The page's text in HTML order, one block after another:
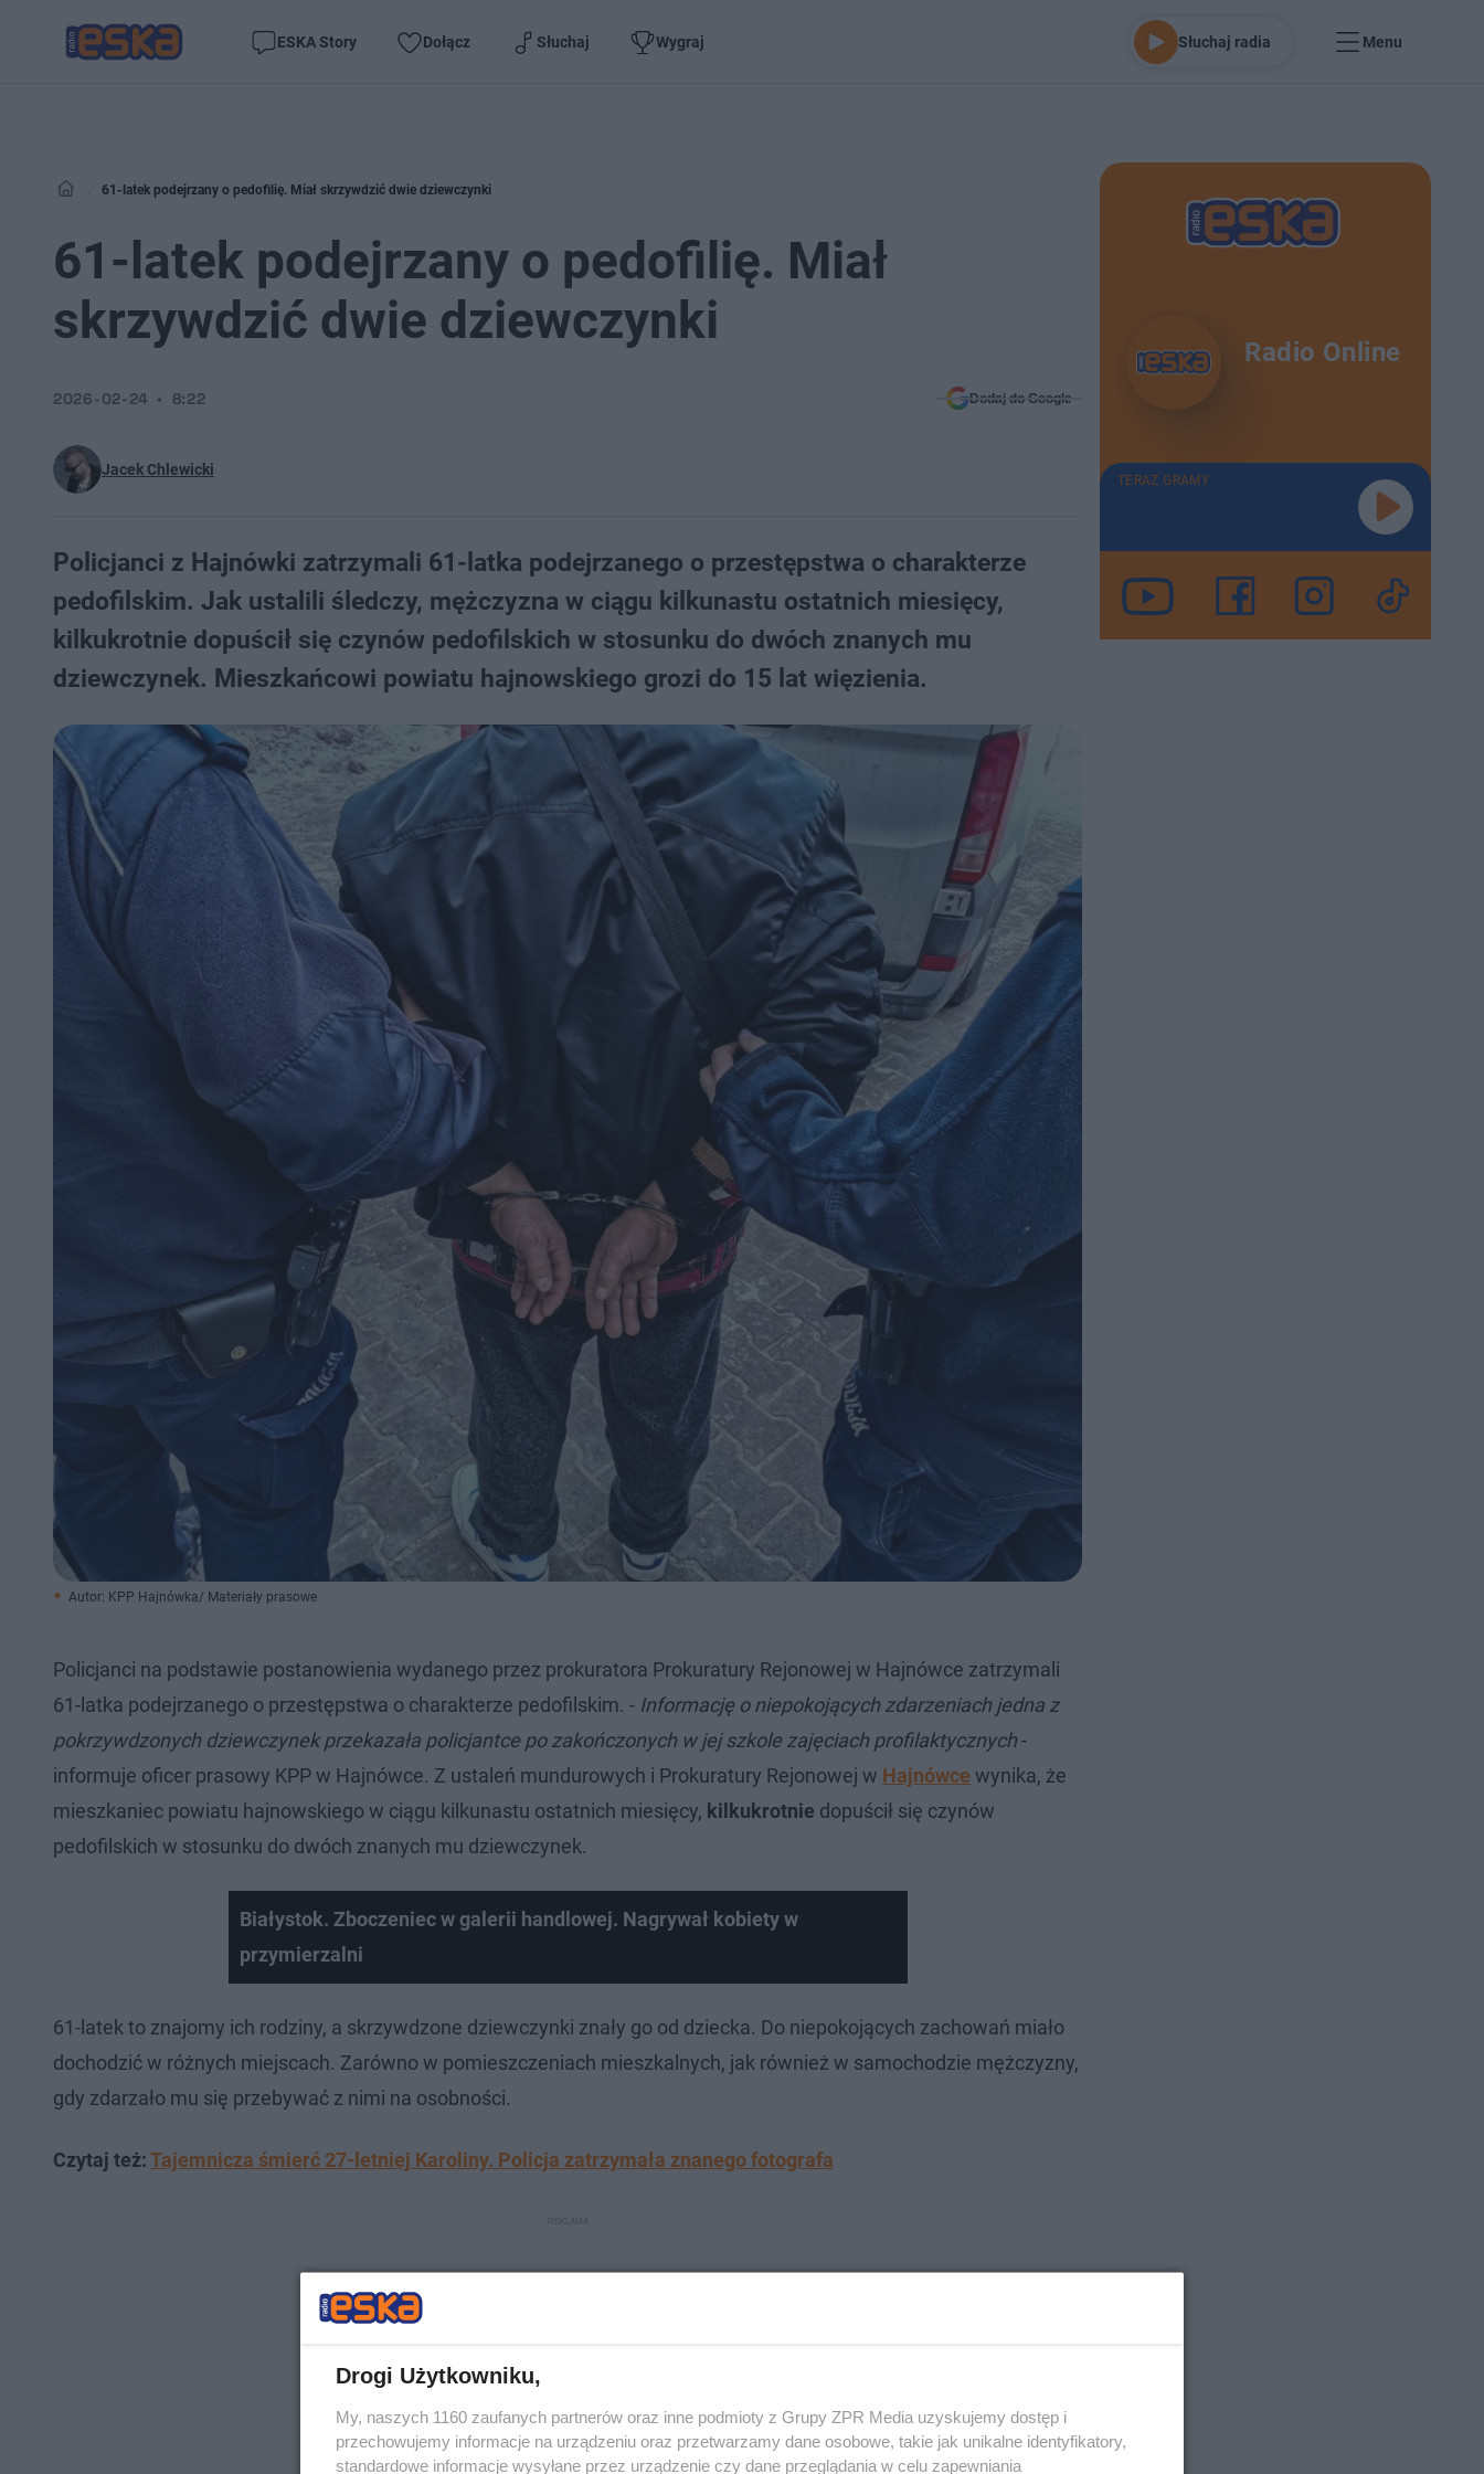
ESKA Story Dołącz Słuchaj Wygraj Słuchaj radia Menu
61-latek podejrzany o pedofilię. Miał skrzywdzić dwie dziewczynki
61-latek podejrzany o pedofilię. Miał
skrzywdzić dwie dziewczynki
Jacek Chlewicki
2026-02-24 8:22 Dodaj do Google
Policjanci z Hajnówki zatrzymali 61-latka podejrzanego o przestępstwa o charakterze
pedofilskim. Jak ustalili śledczy, mężczyzna w ciągu kilkunastu ostatnich miesięcy,
kilkukrotnie dopuścił się czynów pedofilskich w stosunku do dwóch znanych mu
dziewczynek. Mieszkańcowi powiatu hajnowskiego grozi do 15 lat więzienia.
Autor: KPP Hajnówka/ Materiały prasowe
Policjanci na podstawie postanowienia wydanego przez prokuratora Prokuratury Rejonowej w Hajnówce zatrzymali
61-latka podejrzanego o przestępstwa o charakterze pedofilskim. - Informację o niepokojących zdarzeniach jedna z
pokrzywdzonych dziewczynek przekazała policjantce po zakończonych w jej szkole zajęciach profilaktycznych-
informuje oficer prasowy KPP w Hajnówce. Z ustaleń mundurowych i Prokuratury Rejonowej w Hajnówce wynika, że
mieszkaniec powiatu hajnowskiego w ciągu kilkunastu ostatnich miesięcy, kilkukrotnie dopuścił się czynów
pedofilskich w stosunku do dwóch znanych mu dziewczynek.
Białystok. Zboczeniec w galerii handlowej. Nagrywał kobiety w
przymierzalni
61-latek to znajomy ich rodziny, a skrzywdzone dziewczynki znały go od dziecka. Do niepokojących zachowań miało
dochodzić w różnych miejscach. Zarówno w pomieszczeniach mieszkalnych, jak również w samochodzie mężczyzny,
gdy zdarzało mu się przebywać z nimi na osobności.
Czytaj też:Tajemnicza śmierć 27-letniej Karoliny. Policja zatrzymała znanego fotografa
Radio Online
TERAZ GRAMY
Drogi Użytkowniku,
My, naszych 1160 zaufanych partnerów oraz inne podmioty z Grupy ZPR Media uzyskujemy dostęp i
przechowujemy informacje na urządzeniu oraz przetwarzamy dane osobowe, takie jak unikalne identyfikatory,
standardowe informacje wysyłane przez urządzenie czy dane przeglądania w celu zapewniania